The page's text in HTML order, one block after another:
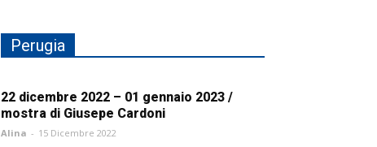
Perugia
22 dicembre 2022 – 01 gennaio 2023 /
mostra di Giusepe Cardoni
Alina - 15 Dicembre 2022